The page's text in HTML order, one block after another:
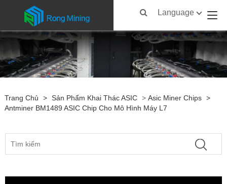
Language
Trang Chủ > Sản Phẩm Khai Thác ASIC > Asic Miner Chips >
Antminer BM1489 ASIC Chip Cho Mô Hình Máy L7